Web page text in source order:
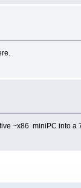
~x86 miniPC into